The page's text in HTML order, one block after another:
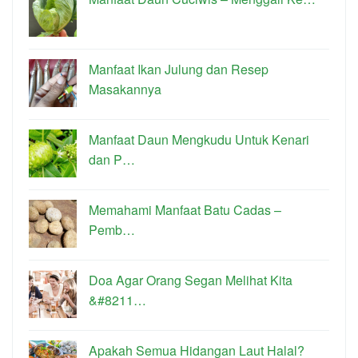
Manfaat Ikan Julung dan Resep
Masakannya
Manfaat Daun Mengkudu Untuk Kenari
dan P…
Memahami Manfaat Batu Cadas –
Pemb…
Doa Agar Orang Segan Melihat Kita
&#8211…
Apakah Semua Hidangan Laut Halal?